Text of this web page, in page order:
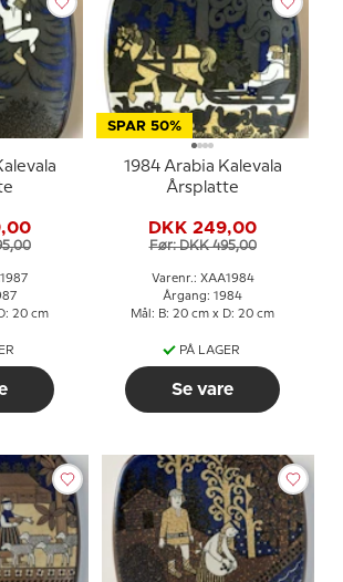
20 cm
SPAR 50%
1984 Arabia Kalevala
Årsplatte
DKK 249,00
Før: DKK 495,00
Varenr.: XAA1984
Årgang: 1984
Mål: B: 20 cm x D: 20 cm
PÅ LAGER
Se vare